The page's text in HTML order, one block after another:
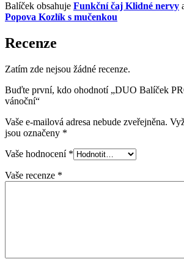
Balíček obsahuje Funkční čaj Klidné nervy
Popova Kozlík s mučenkou
Recenze
Zatím zde nejsou žádné recenze.
Buďte první, kdo ohodnotí „DUO Balíček
vánoční“
Vaše e-mailová adresa nebude zveřejněna.
jsou označeny *
Vaše hodnocení *
Vaše recenze *